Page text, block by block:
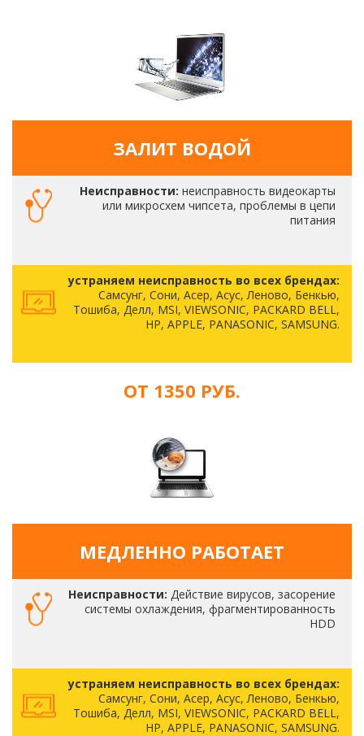
ЗАЛИТ ВОДОЙ
Неисправности: неисправность видеокарты
или микросхем чипсета, проблемы в цепи
питания
устраняем неисправность во всех брендах:
Самсунг, Сони, Асер, Асус, Леново, Бенкью,
Тошиба, Делл, MSI, VIEWSONIC, PACKARD BELL,
HP, APPLE, PANASONIC, SAMSUNG.
ОТ 1350 РУБ.
МЕДЛЕННО РАБОТАЕТ
Неисправности: Действие вирусов, засорение
системы охлаждения, фрагментированность
HDD
устраняем неисправность во всех брендах:
Самсунг, Сони, Асер, Асус, Леново, Бенкью,
Тошиба, Делл, MSI, VIEWSONIC, PACKARD BELL,
HP, APPLE, PANASONIC, SAMSUNG.